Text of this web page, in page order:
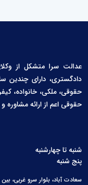
عدالت سرا متشکل از
دادگستری، دارای چندین
حقوقی، ملکی، خانواده،
حقوقی اعم از ارائه
شنبه تا چهارشنبه
پنج شنبه
سعادت آباد، بلوار سرو غربی، بین